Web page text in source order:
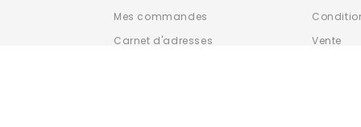
Mes commandes
Carnet d'adresses
Vente